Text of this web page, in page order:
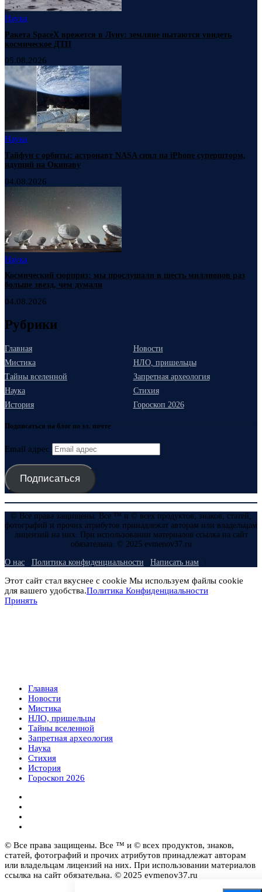
Наука
Ракета SpaceX врежется в Луну: земляне пытаются увидеть
космическое ДТП
05.08.2026
Наука
Тайфун с орбиты: астронавт NASA снял на iPhone супершторм,
идущий на Окинаву
04.08.2026
Наука
Космический сюрприз: мы прослушали в шесть миллионов раз
больше звезд, чем думали
04.08.2026
Рубрики
Главная
Новости
Мистика
НЛО, пришельцы
Тайны вселенной
Запретная археология
Наука
Стихия
История
Гороскоп 2026
Подписаться на блог по эл. почте
Email адрес
Подписаться
© Все права защищены. Все ™ и © всех продуктов, знаков, статей,
фотографий и прочих атрибутов принадлежат авторам или владельцам
лицензий на них. При использовании материалов ссылка на сайт
обязательна. © 2025 evmenov37.ru
О нас Политика конфиденциальности Написать нам
Этот сайт стал вкуснее с cookie Мы используем файлы cookie
для вашего удобства.Политика Конфиденциальности
Принять
Главная
Новости
Мистика
НЛО, пришельцы
Тайны вселенной
Запретная археология
Наука
Стихия
История
Гороскоп 2026
© Все права защищены. Все ™ и © всех продуктов, знаков,
статей, фотографий и прочих атрибутов принадлежат авторам
или владельцам лицензий на них. При использовании материалов
ссылка на сайт обязательна. © 2025 evmenov37.ru